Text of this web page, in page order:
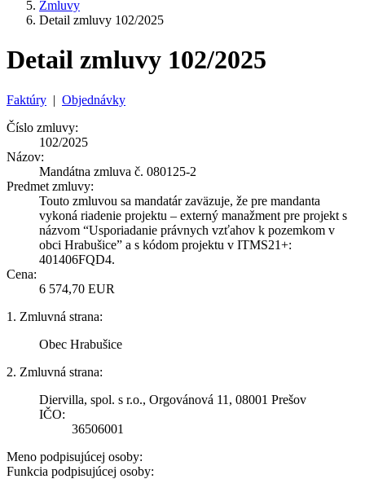
Zmluvy
Detail zmluvy 102/2025
Detail zmluvy 102/2025
Faktúry | Objednávky
Číslo zmluvy:
102/2025
Názov:
Mandátna zmluva č. 080125-2
Predmet zmluvy:
Touto zmluvou sa mandatár zaväzuje, že pre mandanta
vykoná riadenie projektu – externý manažment pre projekt s
názvom “Usporiadanie právnych vzťahov k pozemkom v
obci Hrabušice” a s kódom projektu v ITMS21+:
401406FQD4.
Cena:
6 574,70 EUR
1. Zmluvná strana:
Obec Hrabušice
2. Zmluvná strana:
Diervilla, spol. s r.o., Orgovánová 11, 08001 Prešov
IČO:
36506001
Meno podpisujúcej osoby:
Funkcia podpisujúcej osoby: